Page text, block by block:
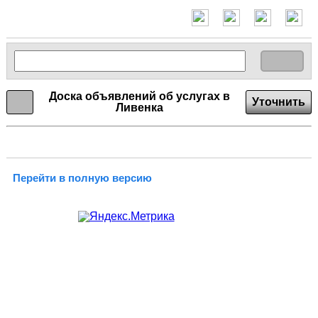
Доска объявлений об услугах в
Ливенка
Уточнить
Перейти в полную версию